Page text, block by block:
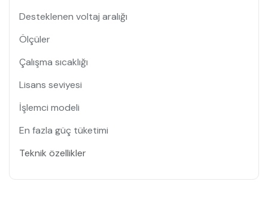
Teknik özellikler
Desteklenen voltaj aralığı
Ölçüler
Çalışma sıcaklığı
Lisans seviyesi
İşlemci modeli
En fazla güç tüketimi